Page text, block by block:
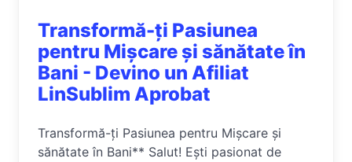
Transformă-ți Pasiunea
pentru Mișcare și sănătate în
Bani - Devino un Afiliat
LinSublim Aprobat
Transformă-ți Pasiunea pentru Mișcare și
sănătate în Bani** Salut! Ești pasionat de